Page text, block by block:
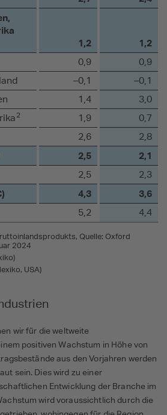
1,2 1,2
0,9
0,9
–0,1
–0,1
1,4
3,0
2 1,9
0,7
2,6 2,8
2,5 2,1
2,5 2,3
4,3 3,6
5,2 4,4
Quelle: Oxford
2024
USA)
wir für die weltweite
positiven Wachstum in Höhe von
aus den Vorjahren werden
sein. Dies wird zu einer
Entwicklung der Branche im
wird voraussichtlich durch die